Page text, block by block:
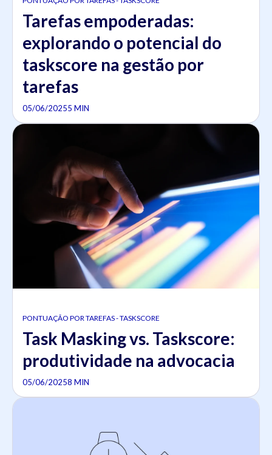
Tarefas empoderadas:
explorando o potencial do
taskscore na gestão por
tarefas
05/06/20255 MIN
PONTUAÇÃO POR TAREFAS - TASKSCORE
Task Masking vs. Taskscore:
produtividade na advocacia
05/06/20258 MIN